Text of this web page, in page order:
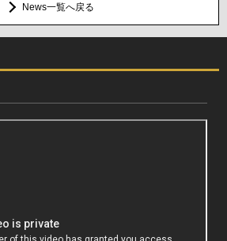
News一覧へ戻る